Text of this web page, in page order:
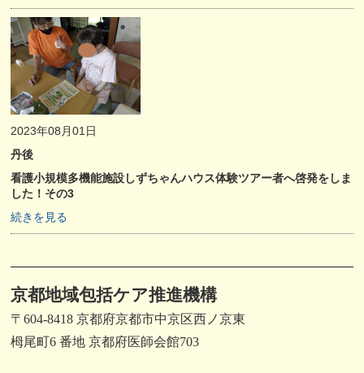
2023年08月01日
丹後
看護小規模多機能施設しずちゃんハウス体験ツアー者へ啓発をしま
した！その3
続きを見る
京都地域包括ケア推進機構
〒604-8418 京都府京都市中京区西ノ京東
栂尾町6 番地 京都府医師会館703